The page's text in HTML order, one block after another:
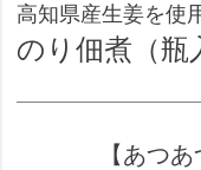
高知県産生姜を使
のり佃煮（瓶
【あつ